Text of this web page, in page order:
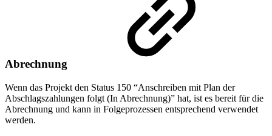
Abrechnung
Wenn das Projekt den Status 150 “Anschreiben mit Plan der
Abschlagszahlungen folgt (In Abrechnung)” hat, ist es bereit für die
Abrechnung und kann in Folgeprozessen entsprechend verwendet
werden.